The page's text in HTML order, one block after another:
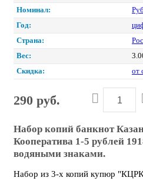
Номинал:
Год:
Страна:
Вес:
Скидка:
от
290 руб.
Набор копий банкнот
Кооператива 1-5 рублей
водяными знаками.
Набор из 3-х копий купюр